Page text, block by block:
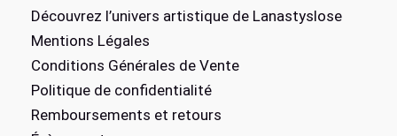
Découvrez l’univers artistique de Lanastyslose
Mentions Légales
Conditions Générales de Vente
Politique de confidentialité
Remboursements et retours